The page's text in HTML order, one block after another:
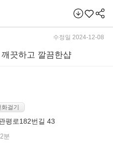
수정일 2024-12-08
끗하고 깔끔한샵
화걸기
평로182번길 43
분